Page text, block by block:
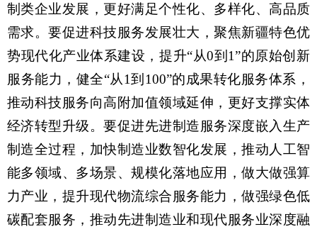
制类企业发展，更好满足个性化、多样化、高品质
需求。要促进科技服务发展壮大，聚焦新疆特色优
势现代化产业体系建设，提升“从0到1”的原始创新
服务能力，健全“从1到100”的成果转化服务体系，
推动科技服务向高附加值领域延伸，更好支撑实体
经济转型升级。要促进先进制造服务深度嵌入生产
制造全过程，加快制造业数智化发展，推动人工智
能多领域、多场景、规模化落地应用，做大做强算
力产业，提升现代物流综合服务能力，做强绿色低
碳配套服务，推动先进制造业和现代服务业深度融